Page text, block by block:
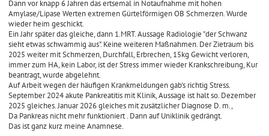
Dann vor knapp 6 Jahren das ertsemal in Notaufnahme mit hohen
Amylase/Lipase Werten extremen Gürtelförmigen OB Schmerzen. Wurde
wieder heim geschickt.
Ein Jahr später das gleiche, dann 1.MRT. Aussage Radiologie "der Schwanz
sieht etwas schwammig aus". Keine weiteren Maßnahmen. Der Zietraum bis
2025 weiter mit Schmerzen, Durchfall, Erbrechen, 15kg Gewicht verloren,
immer zum HA, kein Labor, ist der Stress immer wieder Krankschreibung, Kur
beantragt, wurde abgelehnt.
Auf Arbeit wegen der häufigen Krankmeldungen gab's richtig Stress.
September 2024 akute Pankreatitis mit Klinik, Aussage ist halt so. Dezember
2025 gleiches. Januar 2026 gleiches mit zusätzlicher Diagnose D. m.,
Da Pankreas nicht mehr funktioniert . Dann auf Uniklinik gedrängt.
Das ist ganz kurz meine Anamnese.